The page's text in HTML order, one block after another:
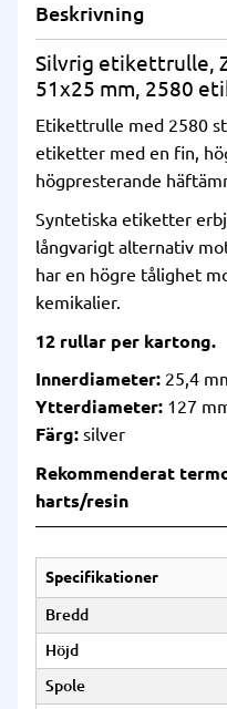
Beskrivning
Silvrig etikettrulle,
51x25 mm, 2580
Etikettrulle med 2580
etiketter med en fin,
högpresterande
Syntetiska etiketter
långvarigt alternativ
har en högre tålighet
kemikalier.
12 rullar per kartong.
Innerdiameter: 25,4
Ytterdiameter: 127
Färg: silver
Rekommenderat
harts/resin
Specifikationer
Bredd
Höjd
Spole